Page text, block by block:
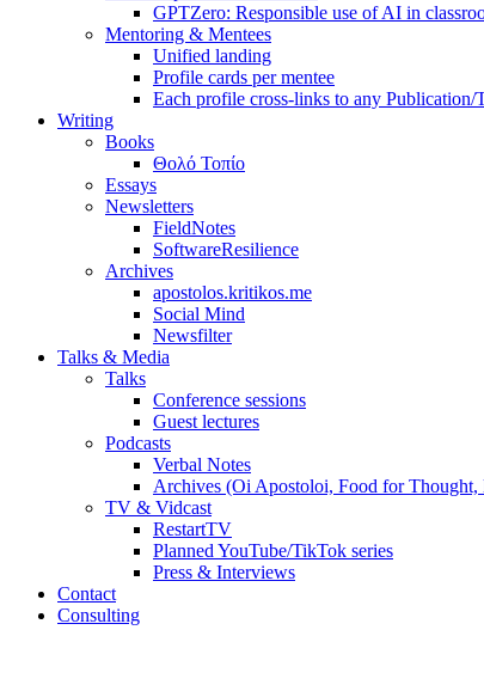
GPTZero: Responsible use of AI in
Mentoring & Mentees
Unified landing
Profile cards per mentee
Each profile cross-links to any
Writing
Books
Θολό Τοπίο
Essays
Newsletters
FieldNotes
SoftwareResilience
Archives
apostolos.kritikos.me
Social Mind
Newsfilter
Talks & Media
Talks
Conference sessions
Guest lectures
Podcasts
Verbal Notes
Archives (Oi Apostoloi, Food for Thought,
TV & Vidcast
RestartTV
Planned YouTube/TikTok series
Press & Interviews
Contact
Consulting